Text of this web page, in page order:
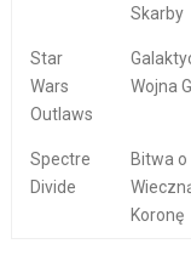
Skarby
Star
Wars
Outlaws
Wojna
Spectre
Divide
Bitwa o
Koronę